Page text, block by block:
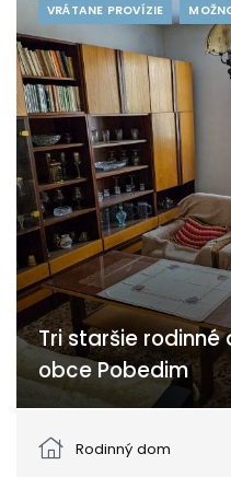
VRÁTANE PROVÍZIE
Tri staršie
obce Pobedim
Rodinný dom